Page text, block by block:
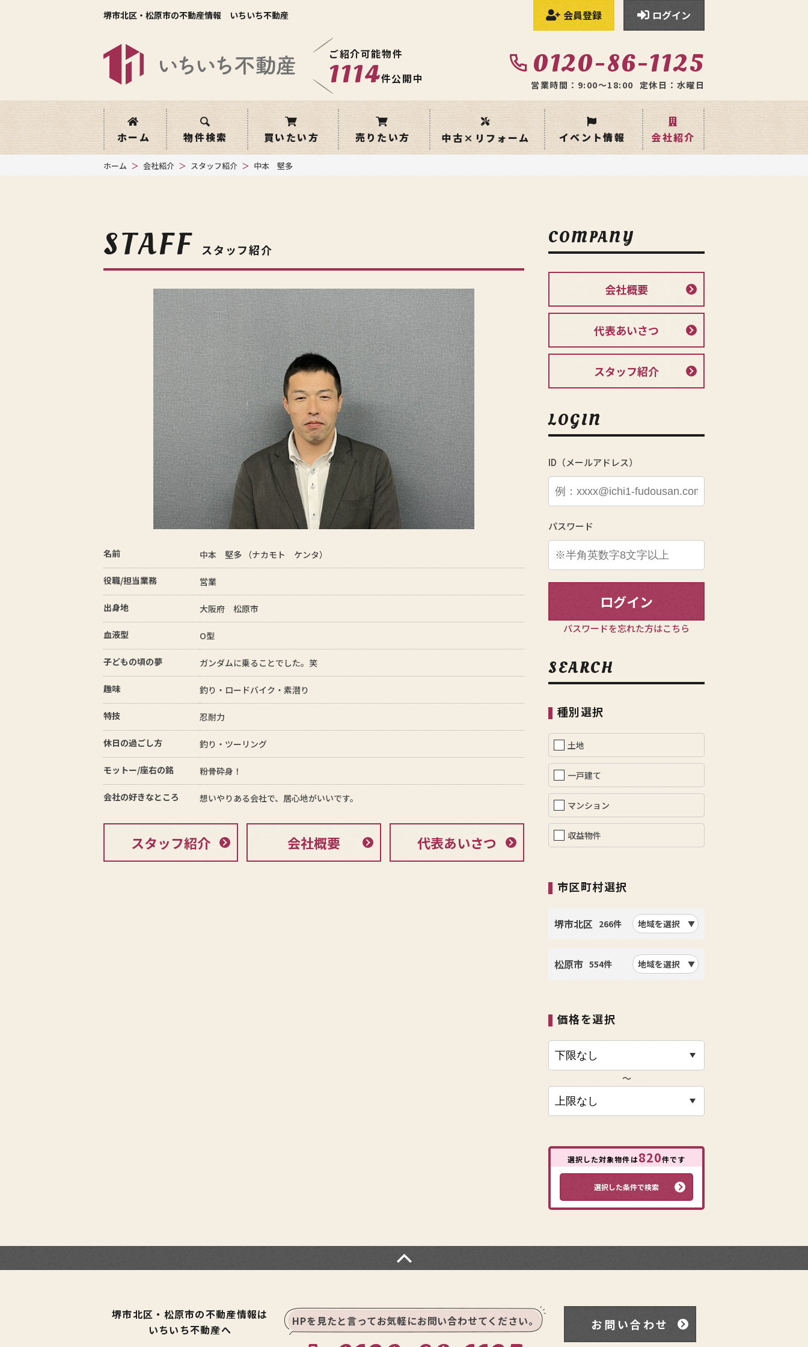
堺市北区・松原市の不動産情報 いちいち不動産 会員登録 ログイン
ご紹介可能物件
1114件公開中 0120-86-1125
営業時間：9:00〜18:00 定休日：水曜日
ホーム 物件検索 買いたい方 売りたい方 中古×リフォーム イベント情報 会社紹介
ホーム 会社紹介 スタッフ紹介 中本 堅多
STAFF スタッフ紹介
名前 中本 堅多 （ナカモト ケンタ）
役職/担当業務 営業
出身地 大阪府 松原市
血液型 O型
子どもの頃の夢 ガンダムに乗ることでした。笑
趣味 釣り・ロードバイク・素潜り
特技 忍耐力
休日の過ごし方 釣り・ツーリング
モットー/座右の銘 粉骨砕身！
会社の好きなところ 想いやりある会社で、居心地がいいです。
スタッフ紹介 会社概要 代表あいさつ
COMPANY
会社概要
代表あいさつ
スタッフ紹介
LOGIN
ID（メールアドレス）
パスワード
ログイン
パスワードを忘れた方はこちら
SEARCH
種別選択
土地
一戸建て
マンション
収益物件
市区町村選択
堺市北区 266件 地域を選択
松原市 554件 地域を選択
価格を選択
〜
選択した対象物件は820件です
選択した条件で検索
堺市北区・松原市の不動産情報は
いちいち不動産へ
HPを見たと言ってお気軽にお問い合わせてください。 お問い合わせ